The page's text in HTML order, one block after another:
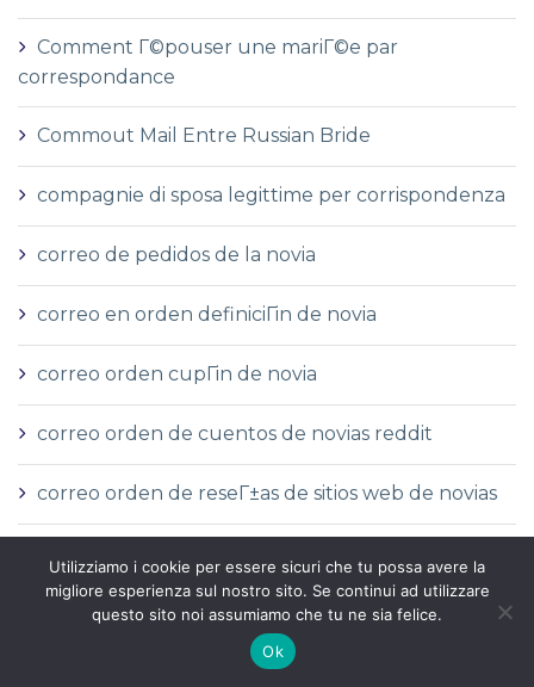
Comment Г©pouser une mariГ©e par
correspondance
Commout Mail Entre Russian Bride
compagnie di sposa legittime per corrispondenza
correo de pedidos de la novia
correo en orden definiciГіn de novia
correo orden cupГіn de novia
correo orden de cuentos de novias reddit
correo orden de reseГ±as de sitios web de novias
correo orden sitios de novias reddit
Utilizziamo i cookie per essere sicuri che tu possa avere la
migliore esperienza sul nostro sito. Se continui ad utilizzare
questo sito noi assumiamo che tu ne sia felice.
Ok